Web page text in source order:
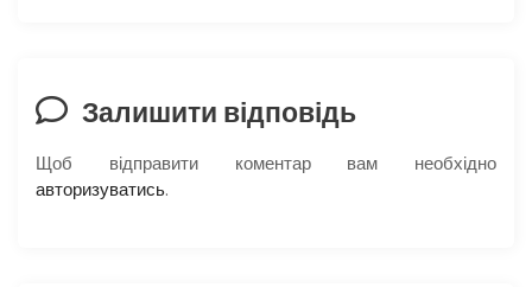
і
я
з
Залишити відповідь
Щоб відправити коментар вам необхідно
авторизуватись.